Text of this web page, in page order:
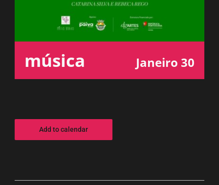
música Janeiro 30
Add to calendar